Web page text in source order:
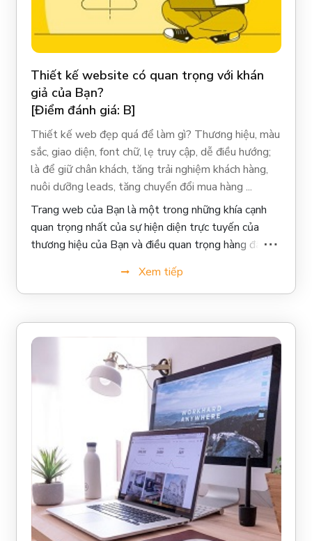
Thiết kế website có quan trọng với khán
giả của Bạn?
[Điểm đánh giá: B]
Thiết kế web đẹp quá để làm gì? Thương hiệu, màu
sắc, giao diện, font chữ, lẹ truy cập, dễ điều hướng;
là để giữ chân khách, tăng trải nghiệm khách hàng,
nuôi dưỡng leads, tăng chuyển đổi mua hàng ...
Trang web của Bạn là một trong những khía cạnh
quan trọng nhất của sự hiện diện trực tuyến của
thương hiệu của Bạn và điều quan trọng hàng đầu là
cũng là nơi để Bạn nuôi dưỡng các khách hàng tiềm
năng của mình để tăng chuyển đổi mua hàng.
Xem tiếp